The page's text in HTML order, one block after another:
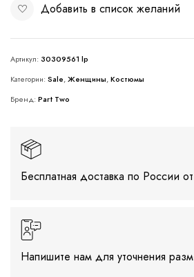
Добавить в список желаний
Артикул: 30309561 lp
Категории: Sale, Женщины, Костюмы
Бренд: Part Two
Бесплатная доставка по России
Напишите нам для уточнения